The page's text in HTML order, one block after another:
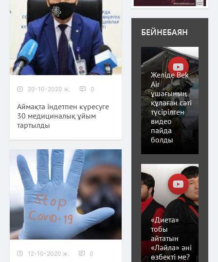
20-10-2020 ж. 0
Аймақта індетпен күресуге
30 медициналық ұйым
тартылды
12-10-2020 ж. 0
БЕЙНЕБАЯН
Желіде Bek
Air
ұшағының
құлаған сәті
түсірілген
видео
пайда
болды
«Диета»
тобы
айтатын
«Ләйла» әні
өзбекті ме?